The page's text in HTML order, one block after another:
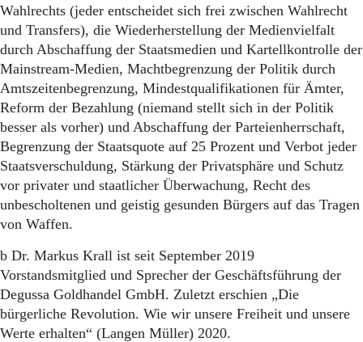
Wahlrechts (jeder entscheidet sich frei zwischen Wahlrecht
und Transfers), die Wiederherstellung der Medienvielfalt
durch Abschaffung der Staatsmedien und Kartellkontrolle der
Mainstream-Medien, Machtbegrenzung der Politik durch
Amtszeitenbegrenzung, Mindestqualifikationen für Ämter,
Reform der Bezahlung (niemand stellt sich in der Politik
besser als vorher) und Abschaffung der Parteienherrschaft,
Begrenzung der Staatsquote auf 25 Prozent und Verbot jeder
Staatsverschuldung, Stärkung der Privatsphäre und Schutz
vor privater und staatlicher Überwachung, Recht des
unbescholtenen und geistig gesunden Bürgers auf das Tragen
von Waffen.
b Dr. Markus Krall ist seit September 2019
Vorstandsmitglied und Sprecher der Geschäftsführung der
Degussa Goldhandel GmbH. Zuletzt erschien „Die
bürgerliche Revolution. Wie wir unsere Freiheit und unsere
Werte erhalten“ (Langen Müller) 2020.